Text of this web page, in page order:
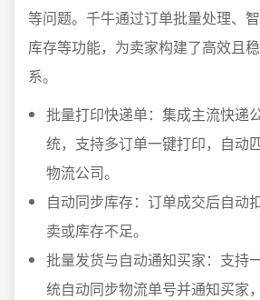
等问题。千牛通过订单批量处理、
库存等功能，为卖家构建了高效且
系。
批量打印快递单：集成主流快递
统，支持多订单一键打印，自动
物流公司。
自动同步库存：订单成交后自动
卖或库存不足。
批量发货与自动通知买家：支持
统自动同步物流单号并通知买家